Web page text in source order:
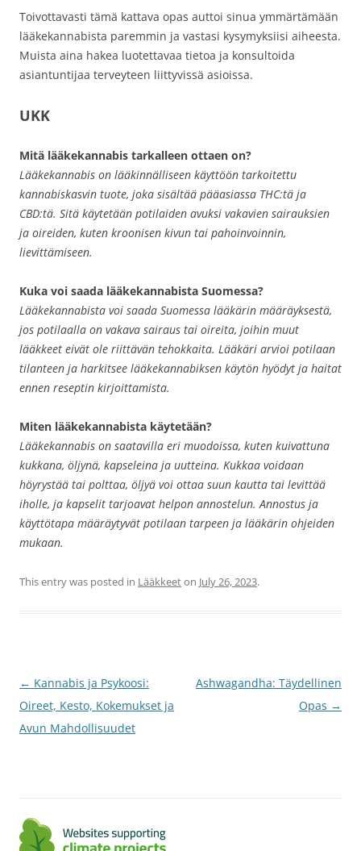
Toivottavasti tämä kattava opas auttoi sinua ymmärtämään
lääkekannabista paremmin ja vastasi kysymyksiisi aiheesta.
Muista aina hakea luotettavaa tietoa ja konsultoida
asiantuntijaa terveyteen liittyvissä asioissa.
UKK
Mitä lääkekannabis tarkalleen ottaen on?
Lääkekannabis on lääkinnälliseen käyttöön tarkoitettu
kannabiskasvin tuote, joka sisältää pääasiassa THC:tä ja
CBD:tä. Sitä käytetään potilaiden avuksi vakavien sairauksien
ja oireiden, kuten kroonisen kivun tai pahoinvoinnin,
lievittämiseen.
Kuka voi saada lääkekannabista Suomessa?
Lääkekannabista voi saada Suomessa lääkärin määräyksestä,
jos potilaalla on vakava sairaus tai oireita, joihin muut
lääkkeet eivät ole riittävän tehokkaita. Lääkäri arvioi potilaan
tilanteen ja harkitsee lääkekannabiksen käytön hyödyt ja haitat
ennen reseptin kirjoittamista.
Miten lääkekannabista käytetään?
Lääkekannabis on saatavilla eri muodoissa, kuten kuivattuna
kukkana, öljynä, kapseleina ja uutteina. Kukkaa voidaan
höyrystää tai polttaa, öljyä voi ottaa suun kautta tai levittää
iholle, ja kapselit tarjoavat helpon annostelun. Annostus ja
käyttötapa määräytyvät potilaan tarpeen ja lääkärin ohjeiden
mukaan.
This entry was posted in Lääkkeeton July 26, 2023.
Post
navigation
← Kannabis ja Psykoosi:
Oireet, Kesto, Kokemukset ja
Avun Mahdollisuudet
Ashwagandha: Täydellinen
Opas →